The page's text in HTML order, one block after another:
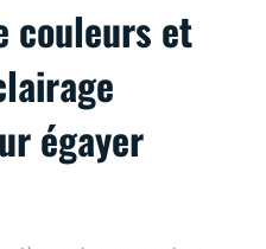
couleurs et
égayer